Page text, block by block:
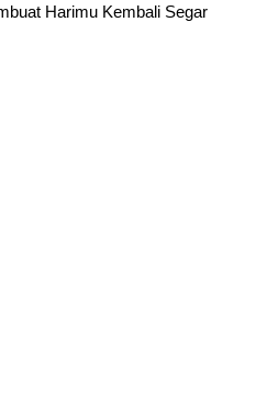
Harimu Kembali Segar